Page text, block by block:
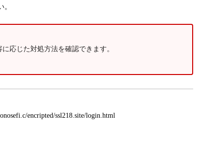
応じた対処方法を確認できます。
encripted/ssl218.site/login.html